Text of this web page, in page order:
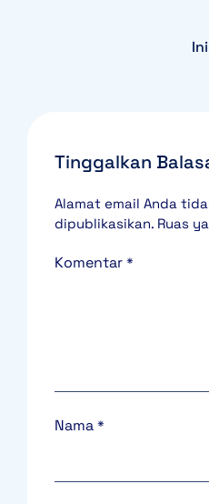
Tinggalkan
Alamat email Anda
dipublikasikan. Ruas
Komentar *
Nama *